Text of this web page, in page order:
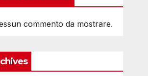
commento da mostrare.